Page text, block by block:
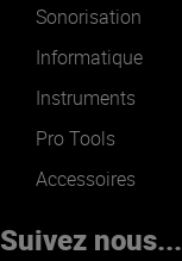
Sonorisation
Informatique
Instruments
Pro Tools
Accessoires
Suivez nous...